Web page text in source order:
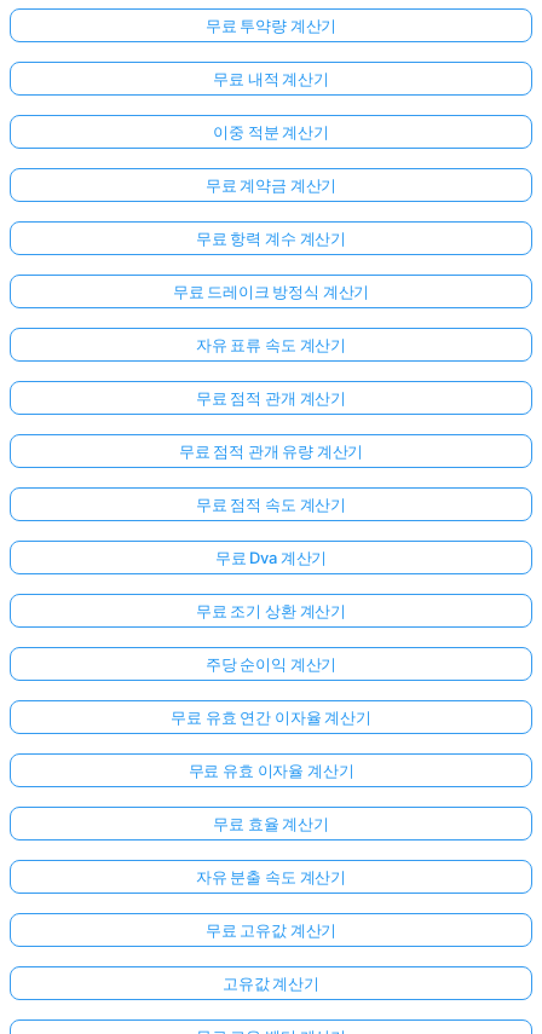
여
기
인
하
세
무료 투약량 계산기
무료 내적 계산기
이중 적분 계산기
무료 계약금 계산기
무료 항력 계수 계산기
무료 드레이크 방정식 계산기
자유 표류 속도 계산기
무료 점적 관개 계산기
무료 점적 관개 유량 계산기
무료 점적 속도 계산기
무료 Dva 계산기
무료 조기 상환 계산기
주당 순이익 계산기
무료 유효 연간 이자율 계산기
무료 유효 이자율 계산기
무료 효율 계산기
자유 분출 속도 계산기
무료 고유값 계산기
고유값 계산기